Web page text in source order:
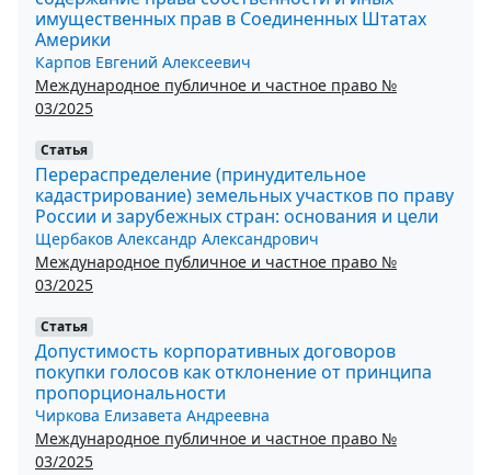
имущественных прав в Соединенных Штатах
Америки
Карпов Евгений Алексеевич
Международное публичное и частное право №
03/2025
Статья
Перераспределение (принудительное
кадастрирование) земельных участков по праву
России и зарубежных стран: основания и цели
Щербаков Александр Александрович
Международное публичное и частное право №
03/2025
Статья
Допустимость корпоративных договоров
покупки голосов как отклонение от принципа
пропорциональности
Чиркова Елизавета Андреевна
Международное публичное и частное право №
03/2025